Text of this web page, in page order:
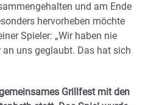
und am Ende
hervorheben möchte
Spieler: „Wir haben nie
uns geglaubt. Das hat sich
Grillfest mit den